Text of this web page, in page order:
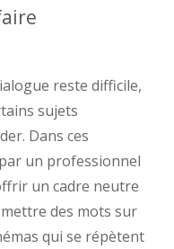
reste difficile,
sujets
Dans ces
un professionnel
un cadre neutre
des mots sur
qui se répètent